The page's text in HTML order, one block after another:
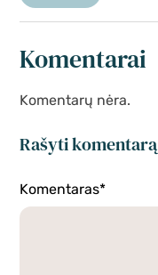
Komentarai
Komentarų nėra.
Rašyti komentarą
Komentaras*